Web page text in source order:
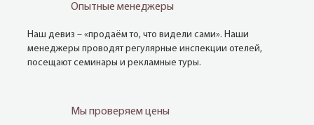
Опытные менеджеры
Наш девиз – «продаём то, что видели сами». Наши
менеджеры проводят регулярные инспекции отелей,
посещают семинары и рекламные туры.
Мы проверяем цены